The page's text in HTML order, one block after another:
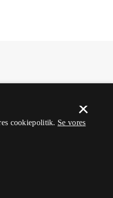
×
cookiepolitik. Se vores